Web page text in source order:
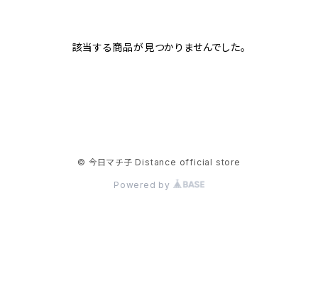
該当する商品が見つかりませんでした。
© 今日マチ子 Distance official store
Powered by